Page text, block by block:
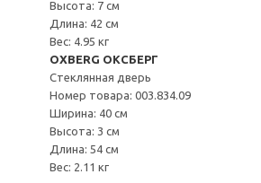
Высота: 7 см
Длина: 42 см
Вес: 4.95 кг
OXBERG ОКСБЕРГ
Стеклянная дверь
Номер товара: 003.834.09
Ширина: 40 см
Высота: 3 см
Длина: 54 см
Вес: 2.11 кг